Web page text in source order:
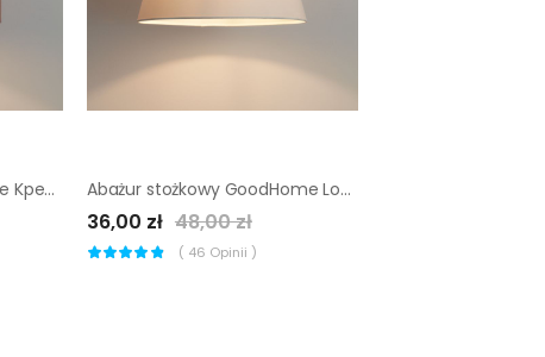
Abażur okrągły GoodHome Kpezin M taupe Abażur stożkowy GoodHome Lokombi L kremowy
36,00 zł 48,00 zł
( 46 Opinii )